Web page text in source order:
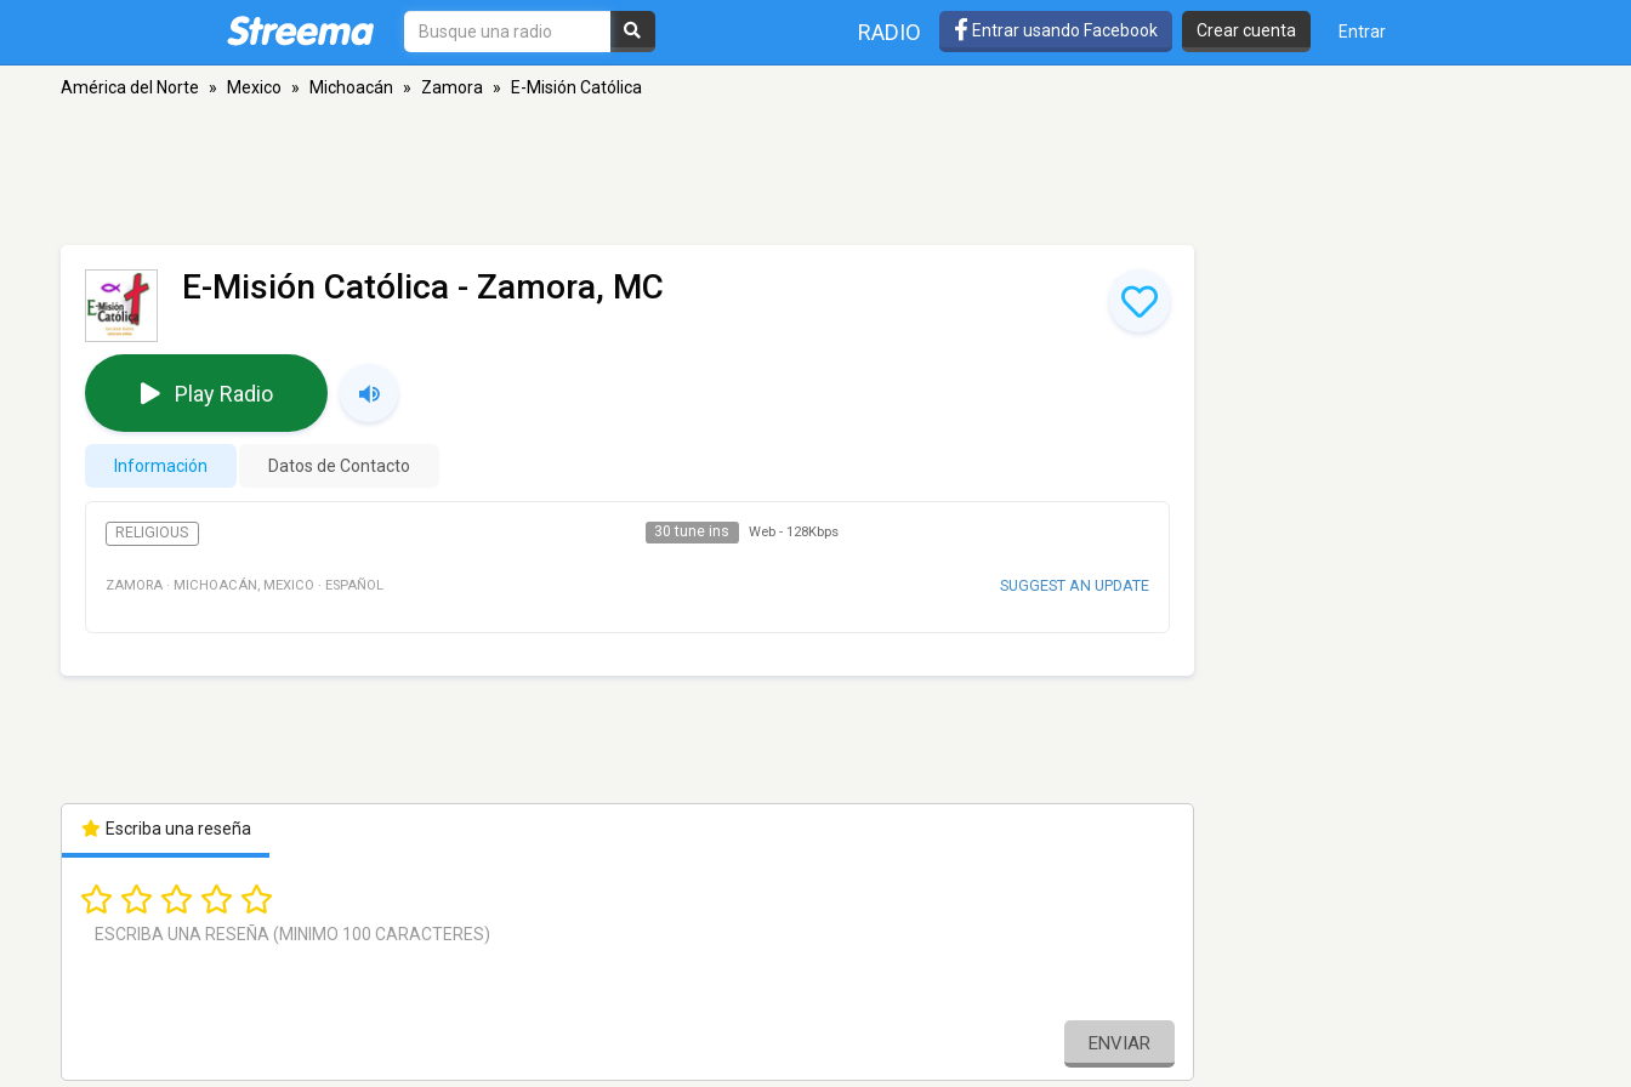
RADIO Entrar usando Facebook Crear cuenta Entrar
América del Norte » Mexico » Michoacán » Zamora » E-Misión Católica
E-Misión Católica - Zamora, MC
Play Radio
Información Datos de Contacto
RELIGIOUS 30 tune ins Web - 128Kbps
ZAMORA · MICHOACÁN , MEXICO · ESPAÑOL SUGGEST AN UPDATE
Escriba una reseña
ENVIAR